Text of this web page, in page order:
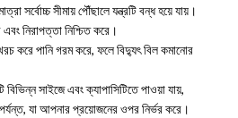
সর্বোচ্চ সীমায় পৌঁছালে যন্ত্রটি বন্ধ হয়ে যায়।
নিরাপত্তা নিশ্চিত করে।
করে পানি গরম করে, ফলে বিদ্যুৎ বিল কমানোর
সাইজে এবং ক্যাপাসিটিতে পাওয়া যায়,
যা আপনার প্রয়োজনের ওপর নির্ভর করে।